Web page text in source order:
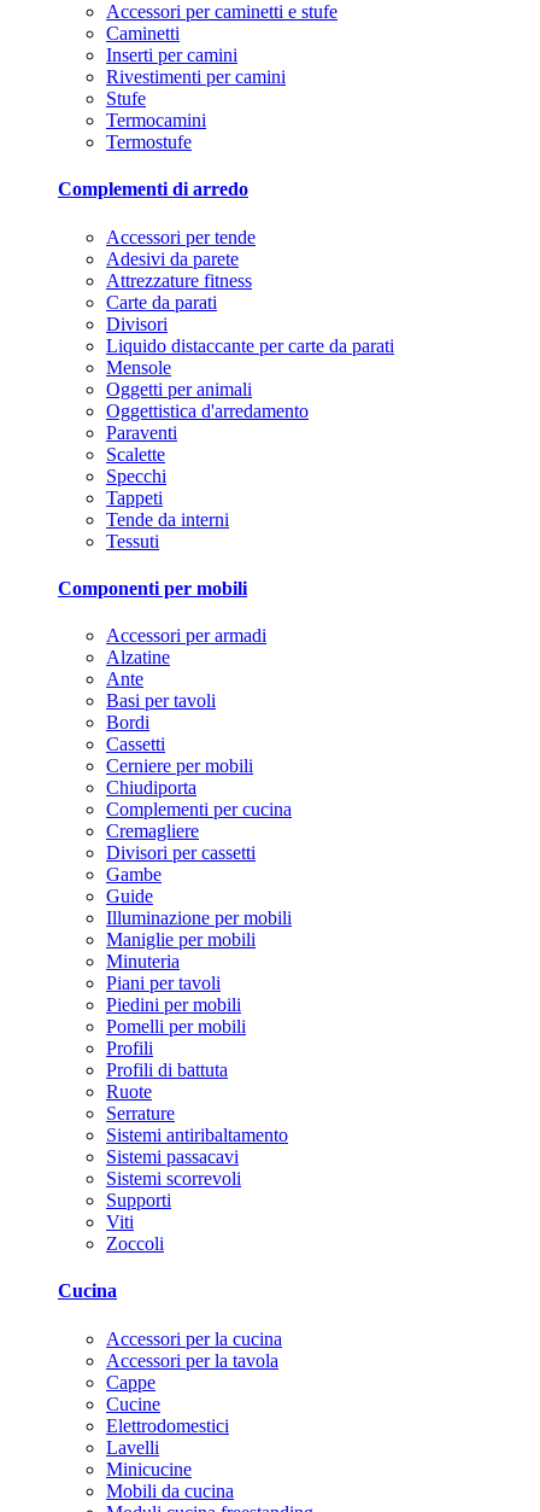
Accessori per caminetti e stufe
Caminetti
Inserti per camini
Rivestimenti per camini
Stufe
Termocamini
Termostufe
Complementi di arredo
Accessori per tende
Adesivi da parete
Attrezzature fitness
Carte da parati
Divisori
Liquido distaccante per carte da parati
Mensole
Oggetti per animali
Oggettistica d'arredamento
Paraventi
Scalette
Specchi
Tappeti
Tende da interni
Tessuti
Componenti per mobili
Accessori per armadi
Alzatine
Ante
Basi per tavoli
Bordi
Cassetti
Cerniere per mobili
Chiudiporta
Complementi per cucina
Cremagliere
Divisori per cassetti
Gambe
Guide
Illuminazione per mobili
Maniglie per mobili
Minuteria
Piani per tavoli
Piedini per mobili
Pomelli per mobili
Profili
Profili di battuta
Ruote
Serrature
Sistemi antiribaltamento
Sistemi passacavi
Sistemi scorrevoli
Supporti
Viti
Zoccoli
Cucina
Accessori per la cucina
Accessori per la tavola
Cappe
Cucine
Elettrodomestici
Lavelli
Minicucine
Mobili da cucina